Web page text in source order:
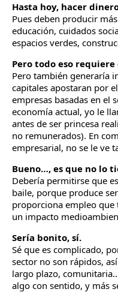
Hasta hoy, hacer
Pues deben producir
educación, cuidados
espacios verdes,
Pero todo eso
Pero también generaría
capitales apostaran por
empresas basadas en el
economía actual, yo le
antes de ser princesa
no remunerados). En
empresarial, no se le ve
Bueno…, es que no lo
Debería permitirse que
baile, porque produce
proporciona empleo que
un impacto
Sería bonito, sí.
Sé que es complicado,
sector no son rápidos,
largo plazo,
algo con sentido, y más